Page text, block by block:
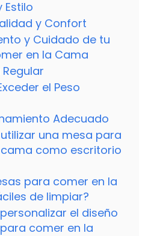
Estilo
y Confort
y Cuidado de tu
en la Cama
el Peso
Adecuado
una mesa para
como escritorio
para comer en la
de limpiar?
el diseño
comer en la